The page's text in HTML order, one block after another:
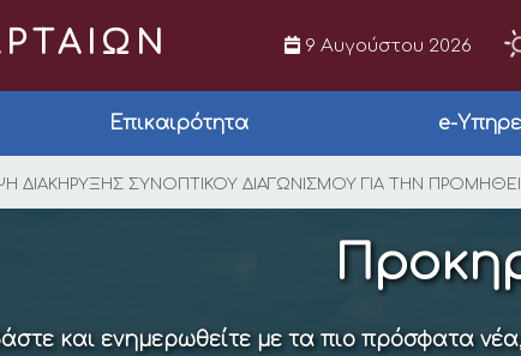
9 Αυγούστου 2026
Επικαιρότητα e-
ΔΙΑΚΗΡΥΞΗΣ ΣΥΝΟΠΤΙΚΟΥ ΔΙΑΓΩΝΙΣΜΟΥ ΓΙΑ ΤΗΝ
και ενημερωθείτε με τα πιο πρόσφατα